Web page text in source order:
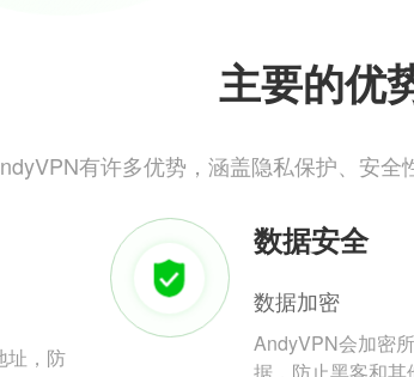
主要的优
有许多优势，涵盖隐私保护、安
址，防
数据安全
数据加密
AndyVPN会加密